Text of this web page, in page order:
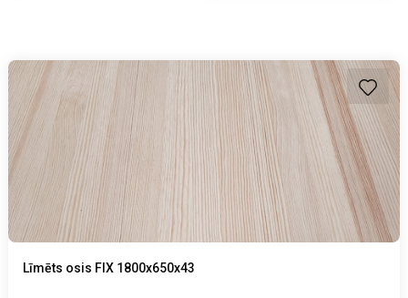
Līmēts osis FIX 1800x650x43